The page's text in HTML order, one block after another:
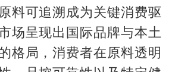
料可追溯成为关键消费驱
场呈现出国际品牌与本土
格局，消费者在原料透明